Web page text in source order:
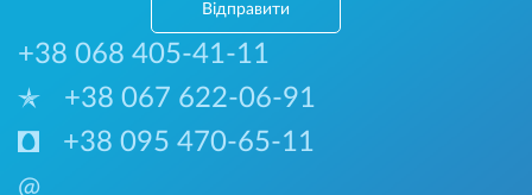
Відправити
+38 068 405-41-11
+38 067 622-06-91
+38 095 470-65-11
@